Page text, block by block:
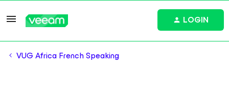
LOGIN
VUG Africa French Speaking